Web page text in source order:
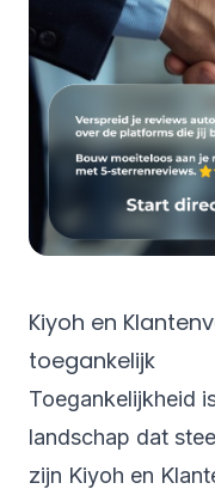
Kiyoh en
toegankelijk
Toegankelijkheid
landschap dat
zijn Kiyoh en